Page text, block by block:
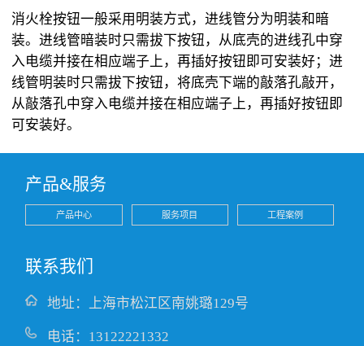
消火栓按钮一般采用明装方式，进线管分为明装和暗
装。进线管暗装时只需拔下按钮，从底壳的进线孔中穿
入电缆并接在相应端子上，再插好按钮即可安装好；进
线管明装时只需拔下按钮，将底壳下端的敲落孔敲开，
从敲落孔中穿入电缆并接在相应端子上，再插好按钮即
可安装好。
产品&服务
产品中心 服务项目 工程案例
联系我们
地址：上海市松江区南姚璐129号
电话：13122221332